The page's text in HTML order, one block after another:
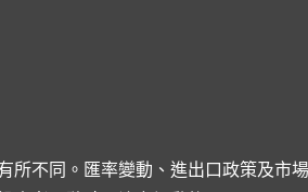
所不同。匯率變動、進出口政策及市